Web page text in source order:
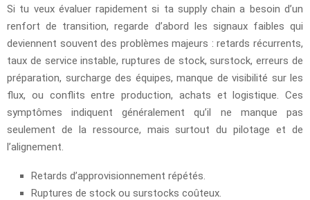
Si tu veux évaluer rapidement si ta supply chain a besoin d’un
renfort de transition, regarde d’abord les signaux faibles qui
deviennent souvent des problèmes majeurs : retards récurrents,
taux de service instable, ruptures de stock, surstock, erreurs de
préparation, surcharge des équipes, manque de visibilité sur les
flux, ou conflits entre production, achats et logistique. Ces
symptômes indiquent généralement qu’il ne manque pas
seulement de la ressource, mais surtout du pilotage et de
l’alignement.
Retards d’approvisionnement répétés.
Ruptures de stock ou surstocks coûteux.